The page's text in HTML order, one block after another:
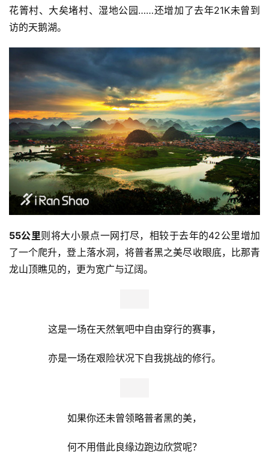
花箐村、大矣堵村、湿地公园……还增加了去年21K未曾到
访的天鹅湖。
55公里则将大小景点一网打尽，相较于去年的42公里增加
了一个爬升，登上落水洞，将普者黑之美尽收眼底，比那青
龙山顶瞧见的，更为宽广与辽阔。